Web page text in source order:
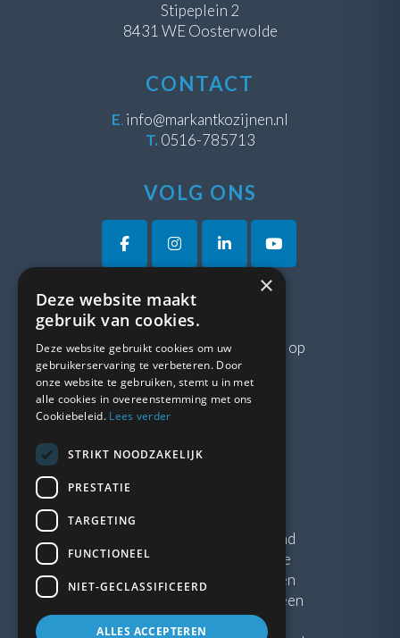
Stipeplein 2
8431 WE Oosterwolde
CONTACT
E.info@markantkozijnen.nl
T. 0516-785713
VOLG ONS
VRAGEN?
Neem gerustcontactmet ons op
LINKS
Blogs
Algemene voorwaarden
Kunststof Kozijnen Friesland
Kunststof kozijnen Drenthe
Kunststof Kozijnen Drachten
Kunststof Kozijnen Hoogeveen
×
Deze website maakt
gebruik van cookies.
Deze website gebruikt cookies om uw
gebruikerservaring te verbeteren. Door
onze website te gebruiken, stemt u in met
alle cookies in overeenstemming met ons
Cookiebeleid. Lees verder
STRIKT NOODZAKELIJK
PRESTATIE
TARGETING
FUNCTIONEEL
NIET-GECLASSIFICEERD
ALLES ACCEPTEREN